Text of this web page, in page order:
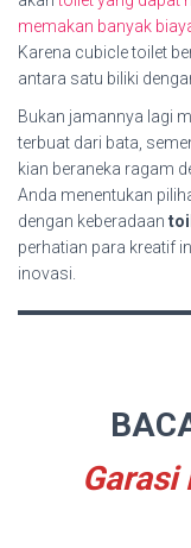
memakan banyak
Karena cubicle toilet
antara satu biliki
Bukan jamannya lagi
terbuat dari bata,
kian beraneka ragam
Anda menentukan
dengan keberadaan
perhatian para kreatif
inovasi.